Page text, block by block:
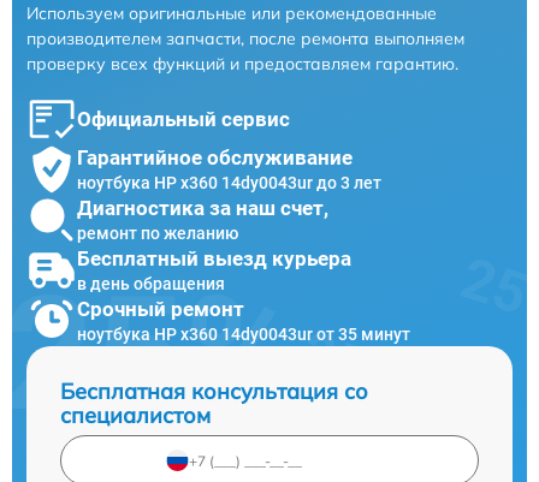
Используем оригинальные или рекомендованные
производителем запчасти, после ремонта выполняем
проверку всех функций и предоставляем гарантию.
Официальный сервис
Гарантийное обслуживание
ноутбука HP x360 14dy0043ur до 3 лет
Диагностика за наш счет,
ремонт по желанию
Бесплатный выезд курьера
в день обращения
Срочный ремонт
ноутбука HP x360 14dy0043ur от 35 минут
Бесплатная консультация со
специалистом